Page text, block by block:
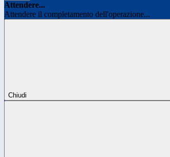
Attendere...
Attendere il completamento dell'operazione...
Chiudi